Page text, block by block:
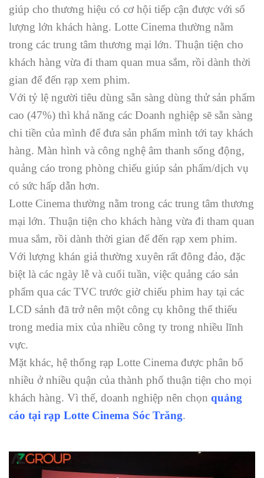
giúp cho thương hiệu có cơ hội tiếp cận được với số
lượng lớn khách hàng. Lotte Cinema thường nằm
trong các trung tâm thương mại lớn. Thuận tiện cho
khách hàng vừa đi tham quan mua sắm, rồi dành thời
gian để đến rạp xem phim.
Với tỷ lệ người tiêu dùng sẵn sàng dùng thử sản phẩm
cao (47%) thì khả năng các Doanh nghiệp sẽ sẵn sàng
chi tiền của mình để đưa sản phẩm mình tới tay khách
hàng. Màn hình và công nghệ âm thanh sống động,
quảng cáo trong phòng chiếu giúp sản phẩm/dịch vụ
có sức hấp dẫn hơn.
Lotte Cinema thường nằm trong các trung tâm thương
mại lớn. Thuận tiện cho khách hàng vừa đi tham quan
mua sắm, rồi dành thời gian để đến rạp xem phim.
Với lượng khán giả thường xuyên rất đông đảo, đặc
biệt là các ngày lễ và cuối tuần, việc quảng cáo sản
phẩm qua các TVC trước giờ chiếu phim hay tại các
LCD sảnh đã trở nên một công cụ không thể thiếu
trong media mix của nhiều công ty trong nhiều lĩnh
vực.
Mặt khác, hệ thống rạp Lotte Cinema được phân bổ
nhiều ở nhiều quận của thành phố thuận tiện cho mọi
khách hàng. Vì thế, doanh nghiệp nên chọn quảng
cáo tại rạp Lotte Cinema Sóc Trăng.